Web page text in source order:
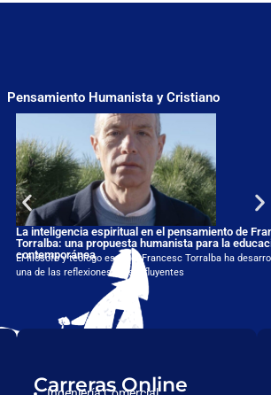
Pensamiento Humanista y Cristiano
La inteligencia espiritual en el pensamiento de
Torralba: una propuesta humanista para la
contemporánea
El filósofo y teólogo español Francesc Torralba ha
una de las reflexiones más influyentes
Carreras Online